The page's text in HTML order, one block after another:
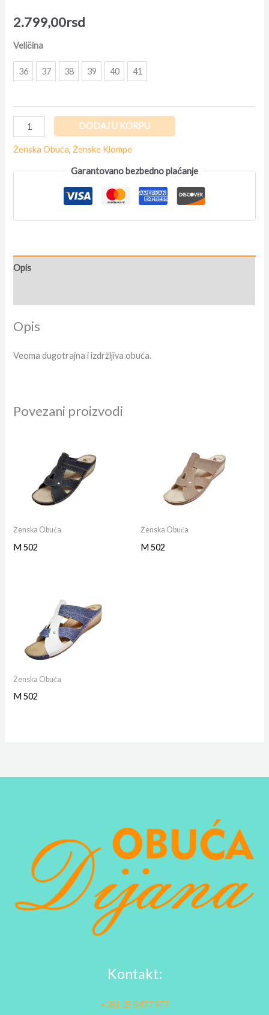
2.799,00rsd
Veličina
36 37 38 39 40 41
DODAJ U KORPU
Ženska Obuća, Ženske Klompe
Garantovano bezbedno plaćanje
Opis
Opis
Veoma dugotrajna i izdržljiva obuća.
Povezani proizvodi
Ženska Obuća
M 502
Ženska Obuća
M 502
Ženska Obuća
M 502
Kontakt:
+381 35 8477 977